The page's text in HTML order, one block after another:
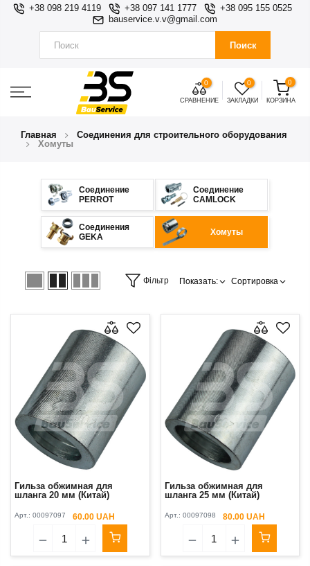
+38 098 219 4119 +38 097 141 1777
+38 095 155 0525
bauservice.v.v@gmail.com
Поиск
0
СРАВНЕНИЕ
0
ЗАКЛАДКИ
0
КОРЗИНА
Главная
Соединения для строительного оборудования
Хомуты
Соединение
PERROT
Соединение
CAMLOCK
Соединения
GEKA
Хомуты
Фільтр Показать: Сортировка
Гильза обжимная для
шланга 20 мм (Китай)
Арт.: 00097097 60.00 UAH
Гильза обжимная для
шланга 25 мм (Китай)
Арт.: 00097098 80.00 UAH